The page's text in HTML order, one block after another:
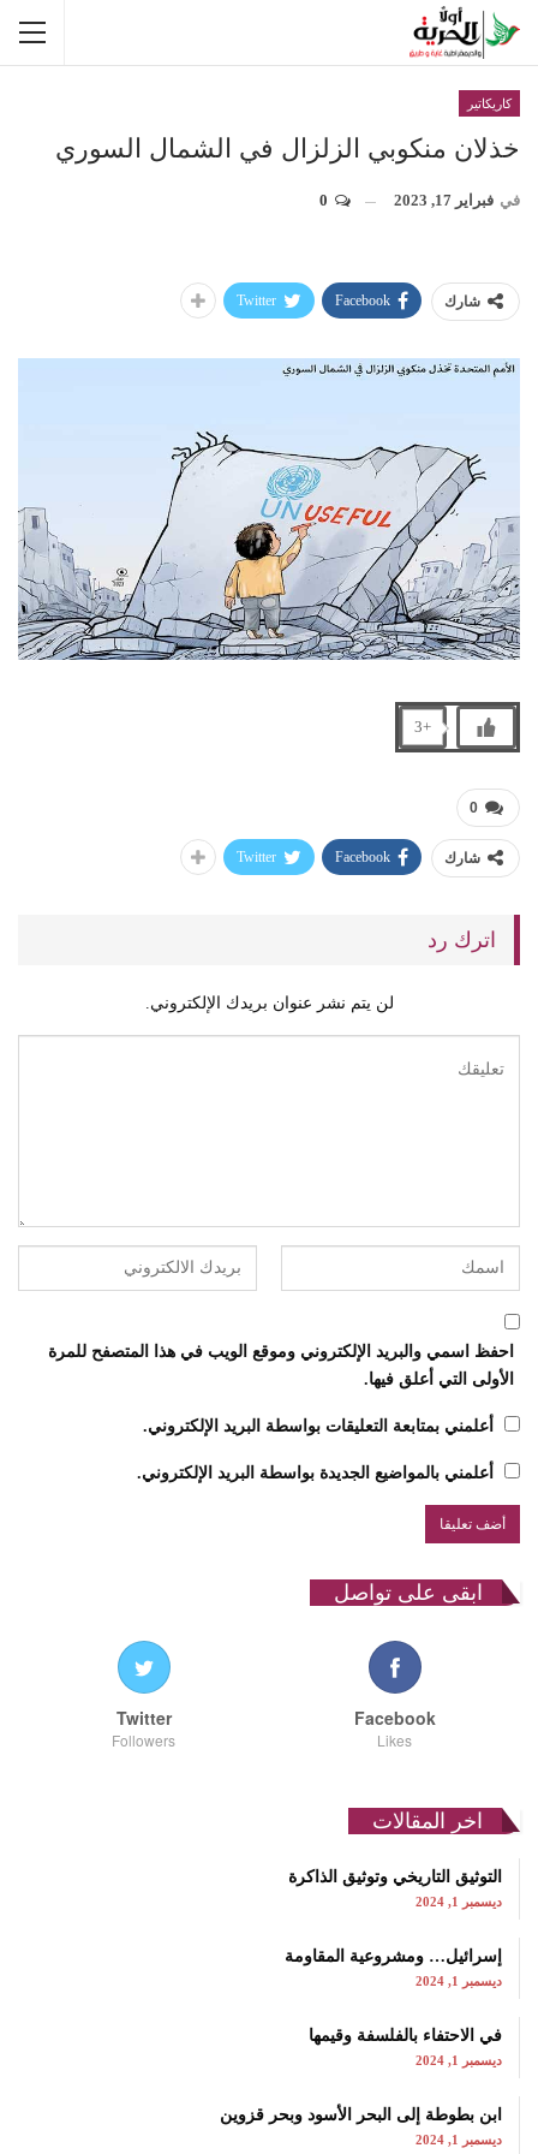
كاريكاتير
خذلان منكوبي الزلزال في الشمال السوري
في فبراير 17, 2023
شارك Facebook
Twitter
+3
0
شارك Facebook
Twitter
اترك رد
لن يتم نشر عنوان بريدك الإلكتروني.
احفظ اسمي والبريد الإلكتروني وموقع الويب في هذا المتصفح للمرة
الأولى التي أعلق فيها.
أعلمني بمتابعة التعليقات بواسطة البريد الإلكتروني.
أعلمني بالمواضيع الجديدة بواسطة البريد الإلكتروني.
ابقى على تواصل
Facebook
Likes
Twitter
Followers
اخر المقالات
التوثيق التاريخي وتوثيق الذاكرة
ديسمبر 1, 2024
إسرائيل… ومشروعية المقاومة
ديسمبر 1, 2024
في الاحتفاء بالفلسفة وقيمها
ديسمبر 1, 2024
ابن بطوطة إلى البحر الأسود وبحر قزوين
ديسمبر 1, 2024